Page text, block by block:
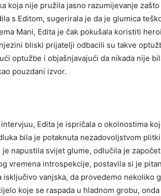
koja nije pružila jasno razumijevanje
s Editom, sugerirala je da je glumica
Mani, Edita je čak pokušala koristiti
bliski prijatelji odbacili su takve
optužbe i objašnjavajući da nikada nije
pouzdani izvor.
Edita je ispričala o okolnostima
bila je potaknuta nezadovoljstvom
je napustila svijet glume, odlučila je
vremena introspekcije, postavila si je
isključivo vanjska, da provedemo nekoliko
koje se raspada u hladnom grobu,